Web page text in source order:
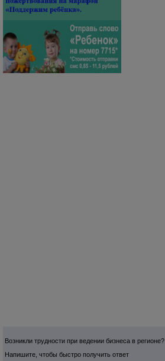
Возникли трудности при ведении бизнеса в регионе?
Напишите, чтобы быстро получить ответ